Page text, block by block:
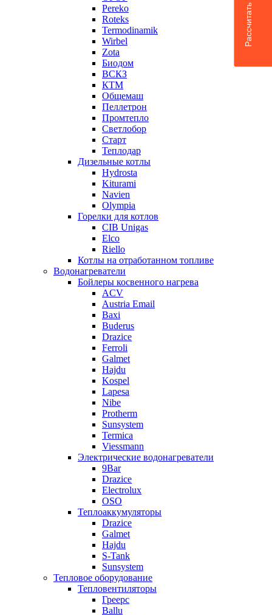
Pereko
Roteks
Termodinamik
Wirbel
Zota
Биодом
ВСКЗ
КТМ
Общемаш
Пеллетрон
Промтепло
Светлобор
Старт
Теплодар
Дизельные котлы
Hydrosta
Kiturami
Navien
Olympia
Горелки для котлов
CIB Unigas
Elco
Riello
Котлы на отработанном топливе
Водонагреватели
Бойлеры косвенного нагрева
ACV
Austria Email
Baxi
Buderus
Drazice
Ferroli
Galmet
Hajdu
Kospel
Lapesa
Nibe
Protherm
Sunsystem
Termica
Viessmann
Электрические водонагреватели
9Bar
Drazice
Electrolux
OSO
Теплоаккумуляторы
Drazice
Galmet
Hajdu
S-Tank
Sunsystem
Тепловое оборудование
Тепловентиляторы
Греерс
Ballu